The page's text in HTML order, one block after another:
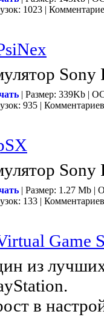
1023 |
Sony
| Размер: 339Kb |
935 |
Sony
| Размер: 1.27 Mb |
133 |
Game
из
в